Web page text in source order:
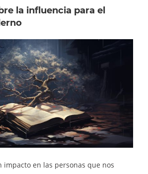
la influencia para el
impacto en las personas que nos